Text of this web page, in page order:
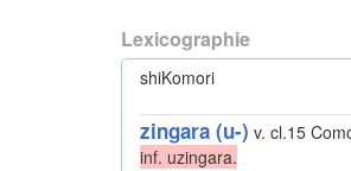
Lexicographie
shiKomori
zingara (u-) v. cl.15
inf. uzingara.